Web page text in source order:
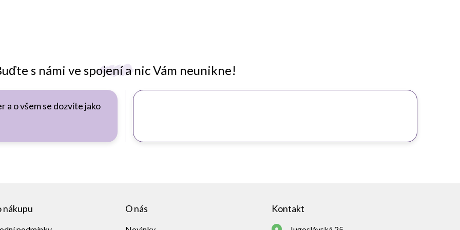
s námi ve spojení a nic Vám neunikne!
o všem se dozvíte jako
nákupu O nás Kontakt